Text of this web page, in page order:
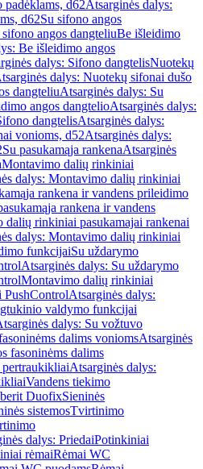
d62Atsarginės dalys:
d62Su sifono angos
angos dangteliuBe išleidimo
Be išleidimo angos
dalys: Sifono dangtelisNuotekų
dalys: Nuotekų sifonai dušo
dangteliuAtsarginės dalys: Su
angos dangtelioAtsarginės dalys:
dangtelisAtsarginės dalys:
vonioms, d52Atsarginės dalys:
Su pasukamąja rankenaAtsarginės
Montavimo dalių rinkiniai
dalys: Montavimo dalių rinkiniai
rankena ir vandens prileidimo
rankena ir vandens
dalių rinkiniai pasukamajai rankenai
dalys: Montavimo dalių rinkiniai
funkcijaiSu uždarymo
Atsarginės dalys: Su uždarymo
Montavimo dalių rinkiniai
Atsarginės dalys:
valdymo funkcijai
dalys: Su vožtuvo
dalims voniomsAtsarginės
fasoninėms dalims
Atsarginės dalys:
Vandens tiekimo
DuofixSieninės
sistemosTvirtinimo
dalys: PriedaiPotinkiniai
rėmaiRėmai WC